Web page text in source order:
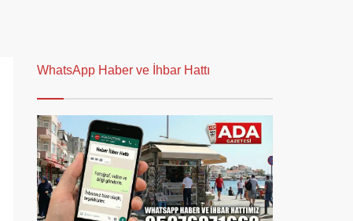
WhatsApp Haber ve İhbar Hattı